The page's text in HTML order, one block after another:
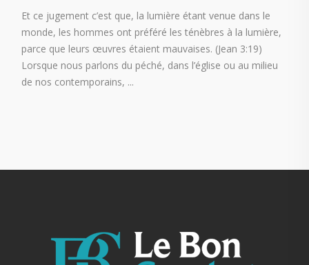
Et ce jugement c’est que, la lumière étant venue dans le
monde, les hommes ont préféré les ténèbres à la lumière,
parce que leurs œuvres étaient mauvaises. (Jean 3:19)
Lorsque nous parlons du péché, dans l’église ou au milieu
de nos contemporains,